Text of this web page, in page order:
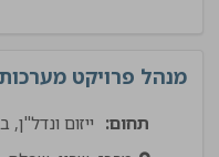
מנהל פרויקט
תחום: ייזום ונדל"ן,